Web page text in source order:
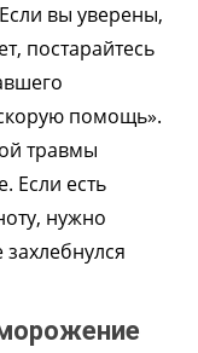
вы уверены,
постарайтесь
помощь».
травмы
Если есть
нужно